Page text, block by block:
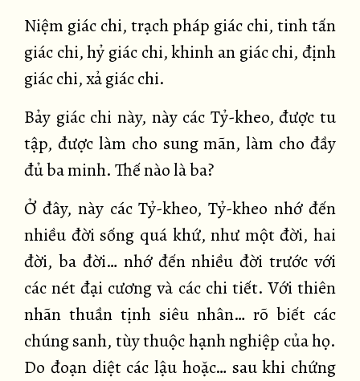
Niệm giác chi, trạch pháp giác chi, tinh tấn
giác chi, hỷ giác chi, khinh an giác chi, định
giác chi, xả giác chi.
Bảy giác chi này, này các Tỷ-kheo, được tu
tập, được làm cho sung mãn, làm cho đầy
đủ ba minh. Thế nào là ba?
Ở đây, này các Tỷ-kheo, Tỷ-kheo nhớ đến
nhiều đời sống quá khứ, như một đời, hai
đời, ba đời… nhớ đến nhiều đời trước với
các nét đại cương và các chi tiết. Với thiên
nhãn thuần tịnh siêu nhân… rõ biết các
chúng sanh, tùy thuộc hạnh nghiệp của họ.
Do đoạn diệt các lậu hoặc… sau khi chứng